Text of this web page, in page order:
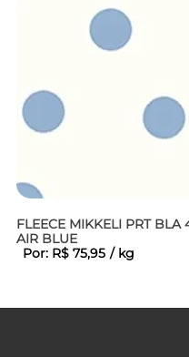
FLEECE MIKKELI PRT BLA
AIR BLUE
Por: R$ 75,95 / kg